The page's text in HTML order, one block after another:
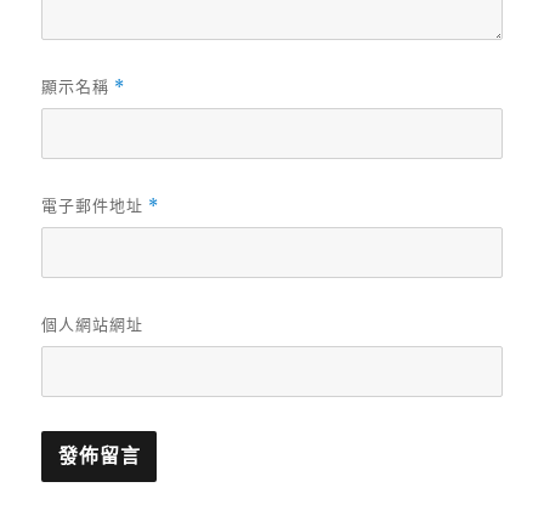
顯示名稱 *
電子郵件地址 *
個人網站網址